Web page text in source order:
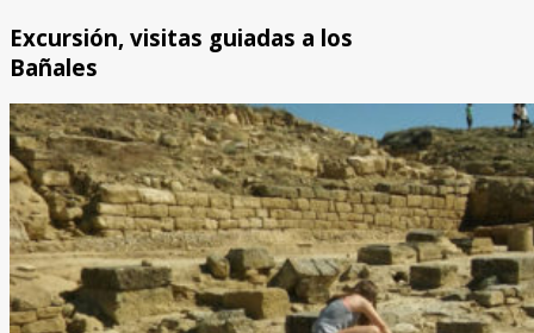
Excursión, visitas guiadas a los
Bañales